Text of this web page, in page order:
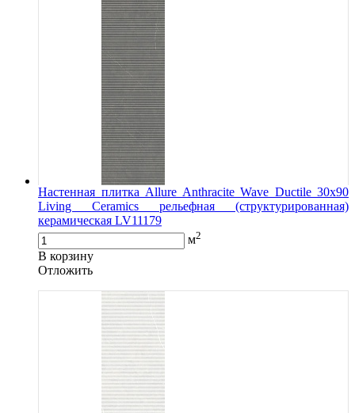
Настенная плитка Allure Anthracite Wave Ductile 30x90
Living Ceramics рельефная (структурированная)
керамическая LV11179
м2
В корзину
Oтложить